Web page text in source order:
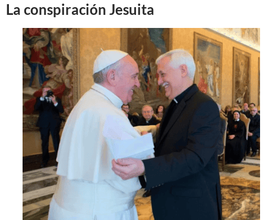
La conspiración Jesuita